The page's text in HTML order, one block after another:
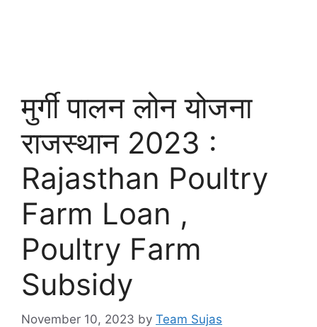
मुर्गी पालन लोन योजना
राजस्थान 2023 :
Rajasthan Poultry
Farm Loan ,
Poultry Farm
Subsidy
November 10, 2023 by Team Sujas